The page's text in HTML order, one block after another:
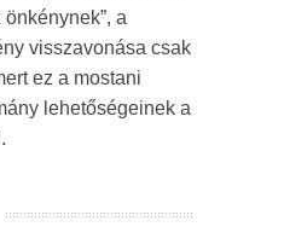
a
visszavonása csak
ez a mostani
lehetőségeinek a